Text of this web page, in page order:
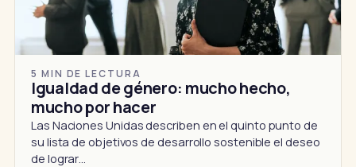
5 MIN DE LECTURA
Igualdad de género: mucho hecho,
mucho por hacer
Las Naciones Unidas describen en el quinto punto de
su lista de objetivos de desarrollo sostenible el deseo
de lograr…